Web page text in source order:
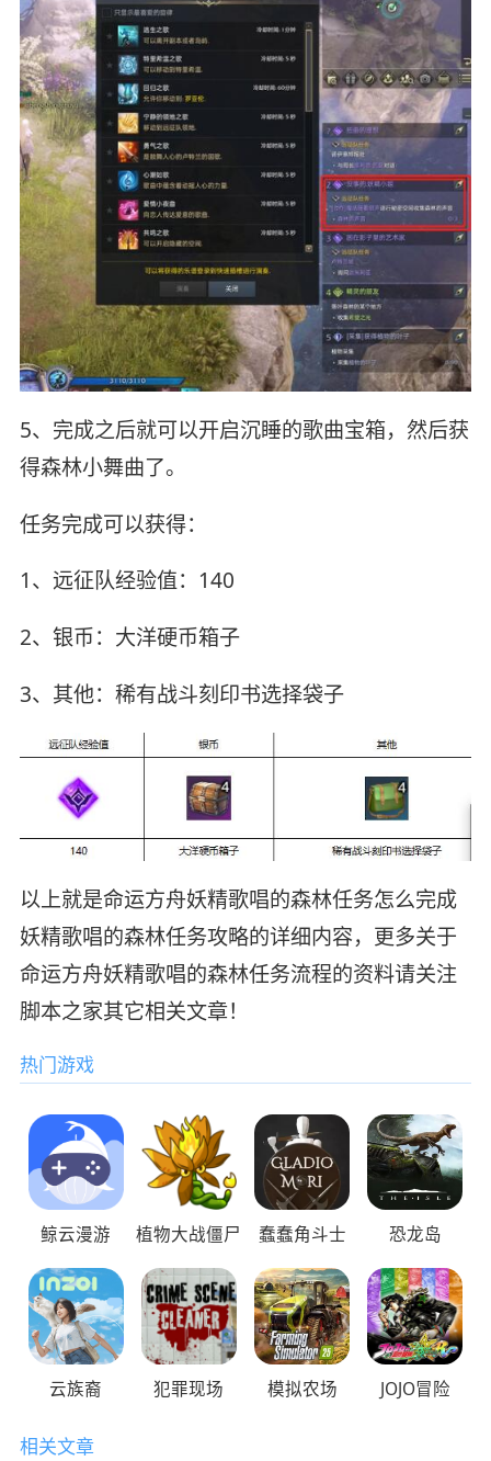
5、完成之后就可以开启沉睡的歌曲宝箱，然后获
得森林小舞曲了。
任务完成可以获得：
1、远征队经验值：140
2、银币：大洋硬币箱子
3、其他：稀有战斗刻印书选择袋子
以上就是命运方舟妖精歌唱的森林任务怎么完成
妖精歌唱的森林任务攻略的详细内容，更多关于
命运方舟妖精歌唱的森林任务流程的资料请关注
脚本之家其它相关文章！
热门游戏
鲸云漫游 植物大战僵尸 蠢蠢角斗士 恐龙岛
云族裔 犯罪现场 模拟农场 JOJO冒险
相关文章